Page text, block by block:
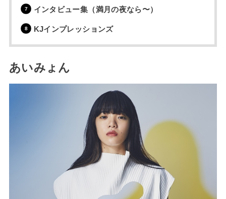
インタビュー集（満月の夜なら〜）
KJインプレッションズ
あいみょん